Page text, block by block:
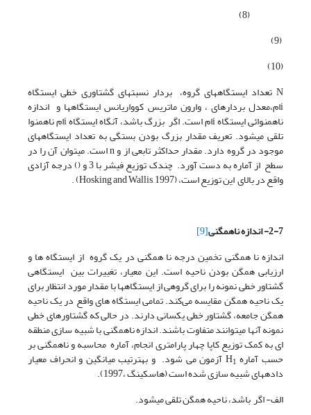
(8)
(9)
(10)
N تعداد ایستگاه­های گروه، بردار نسبت­های گشتاوری ­خطی­ ایستگاه
iام،معدل بردارهای ، وارون ماتریس کوواریانس ایستگاه­ها و اندازه
ناهمنوائی ایستگاه iام است. اگر بزرگ باشد، آنگاه ‌ایستگاه iام ناهمنوا
تلقی می­شود. تعریف مقدار بزرگ بودن بستگی به تعداد ایستگاه­های
موجود در گروه دارد. مقدار حداکثر تابعی از و n است. می­توان آن­ را در
سطح از آماره به­ دست آورد. چندک توزیع فیشر با 3 و () درجه آزادی
واقع در بالای این توزیع است، (Hosking and Wallis, 1997) .
2-7- اندازه ناهمگنی
[9]
اندازه نا همگنی ‌تخمین درجه نا همگنی در یک گروه از ایستگاه ­ها و
ارزیابی همگن بودن ناحیه است. این معیار، ‌تغییرات بین ایستگاهی
گشتاور ­خطی نمونه را برای گروهی از ایستگاه­ها با مقدار مورد انتظار برای
یک ناحیه همگن مقایسه می‌کند. تمامی ایستگاه های واقع در یک ناحیه
همگن ‌جامعه، گشتاور خطی یکسانی دارند. در حالی که گشتاورهای ­خطی
نمونه آنها می­توانند متفاوت باشند. اندازه ناهمگنی با شبیه سازی منطقه
ای به کمک توزیع کاپا چهار پارامتری انجام، آماره محاسبه و ناهمگنی بر
حسب آماره H 1 آزمون می شود. و به­ترتیب میانگین و انحراف­ معیار
داده­های شبیه سازی شده است (هاسکینگ ،1997).
الف- اگر باشد، ناحیه همگن تلقی می­شود.